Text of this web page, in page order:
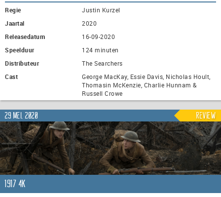
Regie
Justin Kurzel
Jaartal
2020
Releasedatum
16-09-2020
Speelduur
124 minuten
Distributeur
The Searchers
Cast
George MacKay, Essie Davis, Nicholas Hoult,
Thomasin McKenzie, Charlie Hunnam &
Russell Crowe
29 mei, 2020 Review
1917 4K